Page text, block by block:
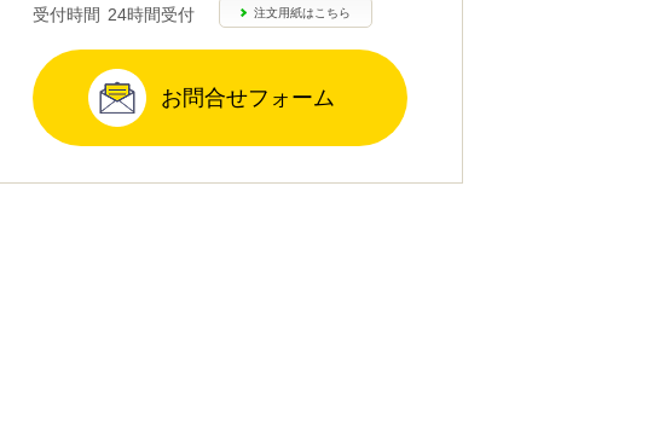
受付時間 24時間受付 注文用紙はこちら
お問合せフォーム